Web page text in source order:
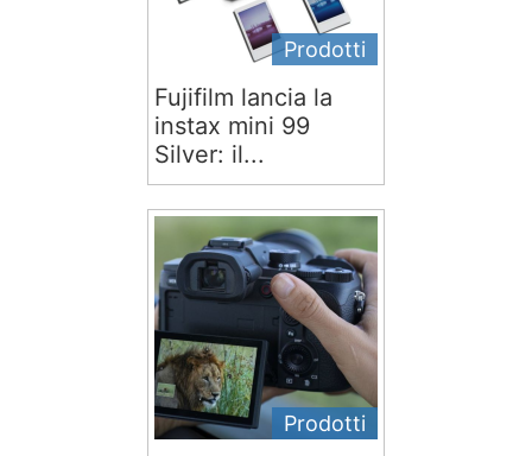
Prodotti
Fujifilm lancia la
instax mini 99
Silver: il...
Prodotti